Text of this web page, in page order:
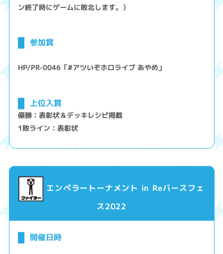
ン終了時にゲームに敗北します。）
参加賞
HP/PR-0046「#アツいぞホロライブ あやめ」
上位入賞
優勝：表彰状＆デッキレシピ掲載
1敗ライン：表彰状
エンペラートーナメント in Reバースフェ
ス2022
開催日時